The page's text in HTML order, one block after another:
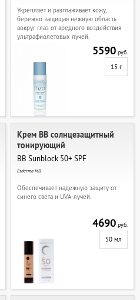
Укрепляет и разглаживает кожу,
бережно защищая нежную область
вокруг глаз от вредного воздействия
ультрафиолетовых лучей.
5590руб.
15 г
Крем ВВ солнцезащитный
тонирующий
BB Sunblock 50+ SPF
Esderma MD
Обеспечивает надежную защиту от
синего света и UVA-лучей.
4690руб.
50 мл